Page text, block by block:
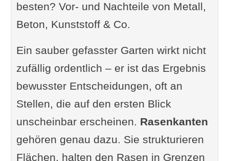
besten? Vor- und Nachteile von Metall,
Beton, Kunststoff & Co.
Ein sauber gefasster Garten wirkt nicht
zufällig ordentlich – er ist das Ergebnis
bewusster Entscheidungen, oft an
Stellen, die auf den ersten Blick
unscheinbar erscheinen. Rasenkanten
gehören genau dazu. Sie strukturieren
Flächen, halten den Rasen in Grenzen